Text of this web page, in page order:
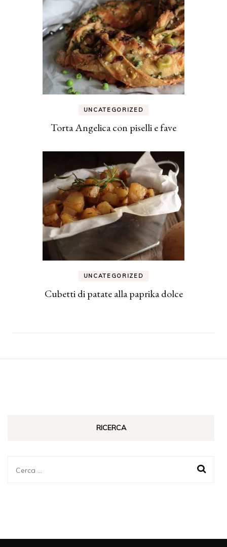
UNCATEGORIZED
Torta Angelica con piselli e fave
UNCATEGORIZED
Cubetti di patate alla paprika dolce
RICERCA
Ricerca